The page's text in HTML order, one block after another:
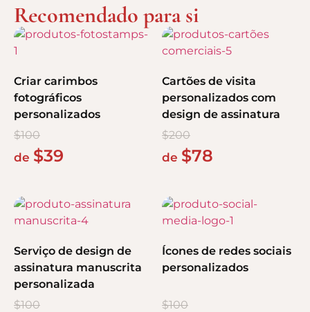
Recomendado para si
Criar carimbos
fotográficos
personalizados
$100
de $39
Cartões de visita
personalizados com
design de assinatura
$200
de $78
Serviço de design de
assinatura manuscrita
personalizada
$100
Ícones de redes sociais
personalizados
$100